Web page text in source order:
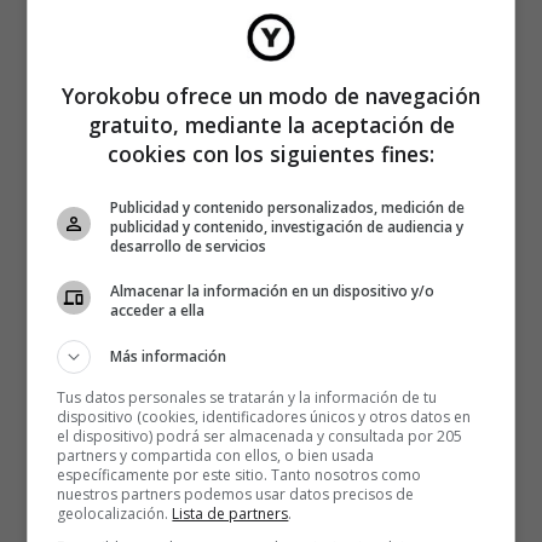
Yorokobu ofrece un modo de navegación
gratuito, mediante la aceptación de
cookies con los siguientes fines:
Publicidad y contenido personalizados, medición de
publicidad y contenido, investigación de audiencia y
desarrollo de servicios
Almacenar la información en un dispositivo y/o
acceder a ella
Más información
Tus datos personales se tratarán y la información de tu
dispositivo (cookies, identificadores únicos y otros datos en
el dispositivo) podrá ser almacenada y consultada por 205
partners y compartida con ellos, o bien usada
específicamente por este sitio. Tanto nosotros como
nuestros partners podemos usar datos precisos de
geolocalización. Lista de partners.